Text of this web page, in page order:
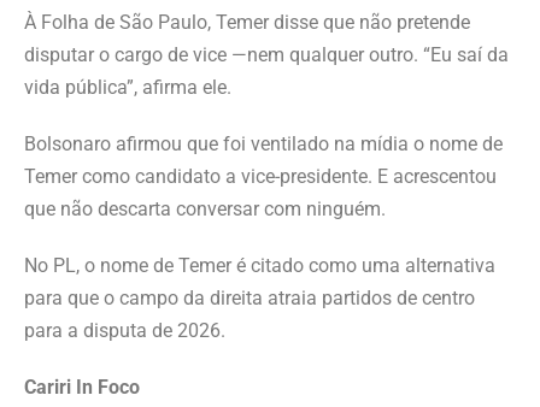
À Folha de São Paulo, Temer disse que não pretende
disputar o cargo de vice —nem qualquer outro. “Eu saí da
vida pública”, afirma ele.
Bolsonaro afirmou que foi ventilado na mídia o nome de
Temer como candidato a vice-presidente. E acrescentou
que não descarta conversar com ninguém.
No PL, o nome de Temer é citado como uma alternativa
para que o campo da direita atraia partidos de centro
para a disputa de 2026.
Cariri In Foco